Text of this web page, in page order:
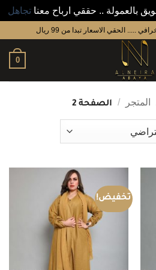
بالعمولة .. حققي ارباح معنا تجاهل
..... الحقي الاسعار تبدا من 99 ريال
0
المتجر / الصفحة 2
تخفيض!